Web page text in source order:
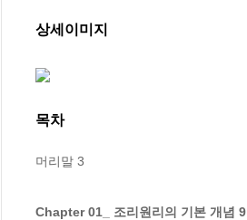
상세이미지
목차
머리말 3
Chapter 01_ 조리원리의 기본 개념 9